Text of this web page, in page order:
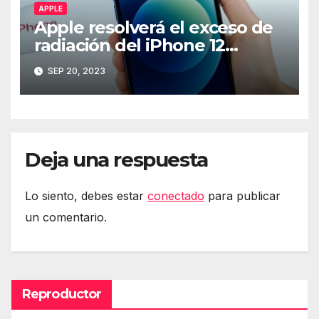
APPLE
Apple resolverá el exceso de
radiación del iPhone 12
mediante software
SEP 20, 2023
Deja una respuesta
Lo siento, debes estar conectado para publicar
un comentario.
Reproductor